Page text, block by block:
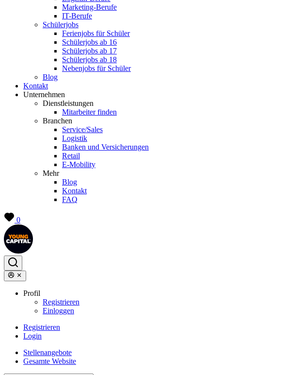
Marketing-Berufe
IT-Berufe
Schülerjobs
Ferienjobs für Schüler
Schülerjobs ab 16
Schülerjobs ab 17
Schülerjobs ab 18
Nebenjobs für Schüler
Blog
Kontakt
Unternehmen
Dienstleistungen
Mitarbeiter finden
Branchen
Service/Sales
Logistik
Banken und Versicherungen
Retail
E-Mobility
Mehr
Blog
Kontakt
FAQ
0
Profil
Registrieren
Einloggen
Registrieren
Login
Stellenangebote
Gesamte Website